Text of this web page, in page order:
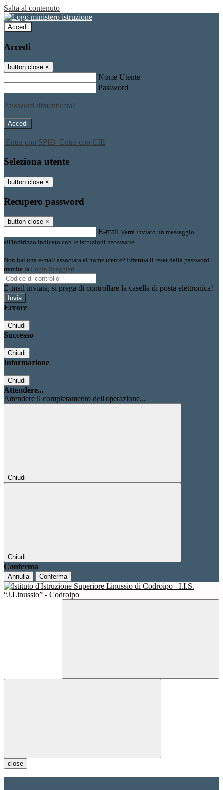
Salta al contenuto
Accedi
Accedi
button close ×
Nome Utente
Password
Password dimenticata?
-
Entra con SPID Entra con CIE
Seleziona utente
button close ×
Recupero password
button close ×
E-mail Verrà inviato un messaggio
all'indirizzo indicato con le istruzioni necessarie.
Non hai una e-mail associata al nome utente? Effettua il reset della password
tramite la Login Spaggiari
E-mail inviata, si prega di controllare la casella di posta elettronica!
Errore
Chiudi
Successo
Chiudi
Informazione
Chiudi
Attendere...
Attendere il completamento dell'operazione...
Chiudi
Chiudi
Conferma
Annulla Conferma
I.I.S.
“J.Linussio” - Codroipo
close